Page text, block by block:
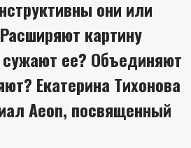
они или
картину
ее? Объединяют
Екатерина Тихонова
Aeon, посвященный